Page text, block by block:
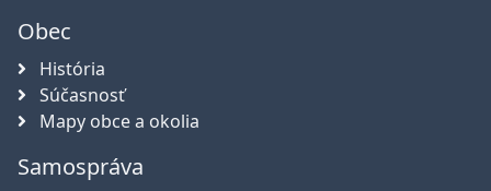
Obec
História
Súčasnosť
Mapy obce a okolia
Samospráva